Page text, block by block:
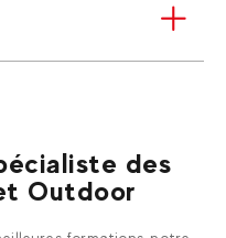
des
Outdoor